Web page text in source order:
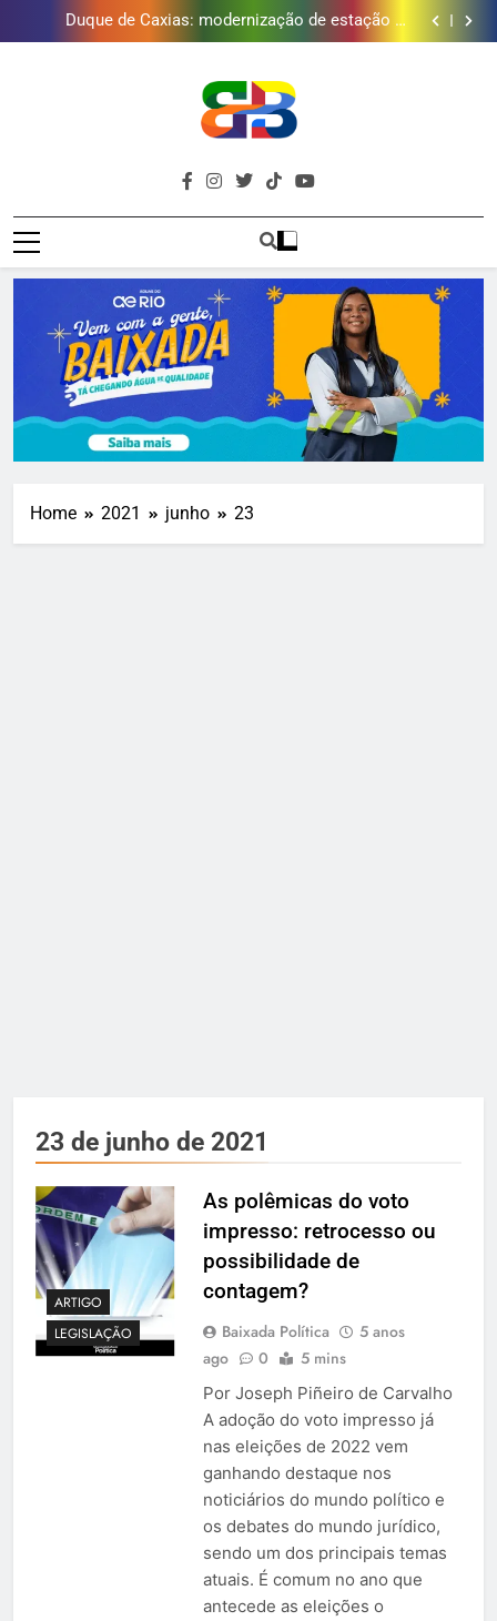
Golfe e fortalece projeto que atende 140 crianças
Duque de Caxias: modernização de estação de
tratamento reforça abastecimento de água
Guanabara tem diversas opções de vinhos para
Lins em Nova Iguaçu neste fim de semana
Japeri renova termo de concessão do Campo de
Golfe e fortalece projeto que atende 140 crianças
Duque de Caxias: modernização de estação de
tratamento reforça abastecimento de água
Guanabara tem diversas opções de vinhos para
presentear o seu pai. Descubra como escolher o que
Gastro Samba reúne Nosso Sentimento e Gustavo
Brava
Baixada
Baixada Fluminense Em Destaque!
Home 2021 junho 23
23 de junho de 2021
ARTIGO
LEGISLAÇÃO
As polêmicas do voto
impresso: retrocesso ou
possibilidade de
contagem?
Baixada Política
5 anos
ago
0 5 mins
Por Joseph Piñeiro de Carvalho
A adoção do voto impresso já
nas eleições de 2022 vem
ganhando destaque nos
noticiários do mundo político e
os debates do mundo jurídico,
sendo um dos principais temas
atuais. É comum no ano que
antecede as eleições o